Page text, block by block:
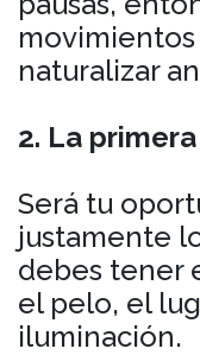
naturalizar
2. La
Será tu
justamente
debes tener
el pelo, el
iluminación.